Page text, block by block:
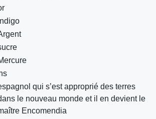
Indigo
qui s’est approprié des terres
le nouveau monde et il en devient le
Encomendia